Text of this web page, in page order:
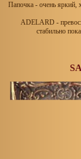
Папочка - очень яркий,
ADELARD-
стабильно